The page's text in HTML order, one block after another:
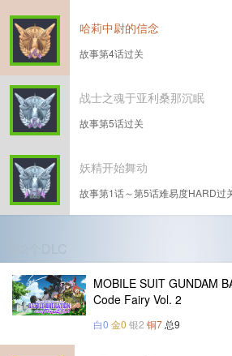
哈莉中尉的信念
故事第4话过关
战士之魂于亚利桑那沉眠
故事第5话过关
妖精开始舞动
故事第1话～第5话难易度HARD过
MOBILE SUIT GUNDAM
Code Fairy Vol. 2
白0 金0 银2 铜7 总9